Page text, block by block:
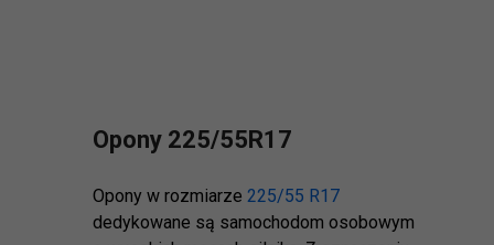
Opony 225/55R17
Opony w rozmiarze 225/55 R17
dedykowane są samochodom osobowym